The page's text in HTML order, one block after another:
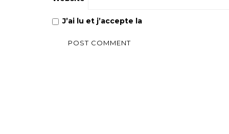
J’ai lu et j’accepte la